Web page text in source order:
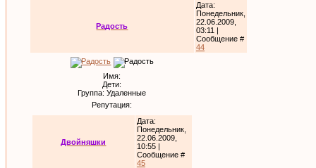
Радость
Дата:
Понедельник,
22.06.2009,
03:11 |
Сообщение #
44
Имя:
Дети:
Группа: Удаленные
Репутация:
Двойняшки
Дата:
Понедельник,
22.06.2009,
10:55 |
Сообщение #
45